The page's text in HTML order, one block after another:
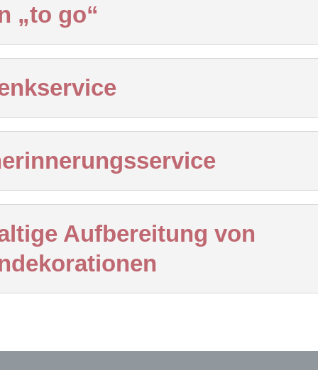
„to go“
Aufbereitung von